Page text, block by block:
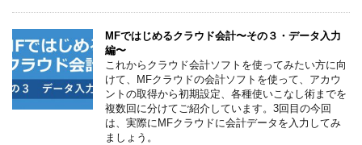
MFではじめるクラウド会計〜その３・データ入力
編〜
これからクラウド会計ソフトを使ってみたい方に向
けて、MFクラウドの会計ソフトを使って、アカウ
ントの取得から初期設定、各種使いこなし術までを
複数回に分けてご紹介しています。3回目の今回
は、実際にMFクラウドに会計データを入力してみ
ましょう。